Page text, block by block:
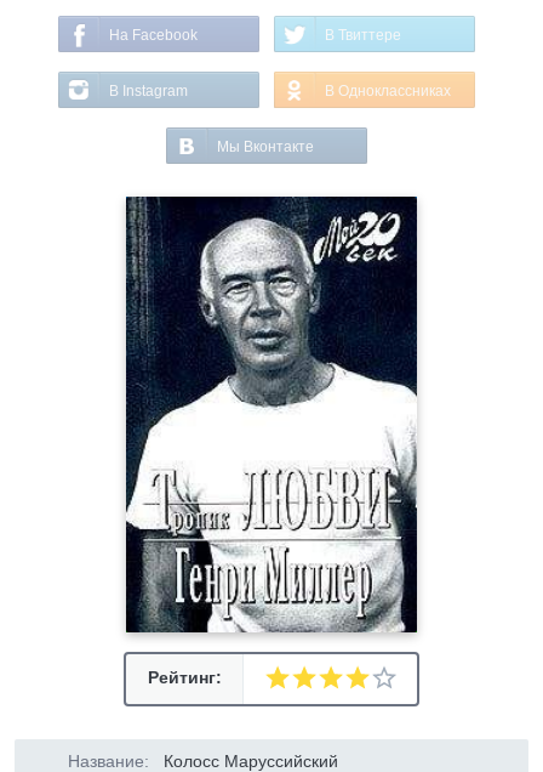
На Facebook В Твиттере
В Instagram В Одноклассниках
Мы Вконтакте
Рейтинг:
Название: Колосс Маруссийский